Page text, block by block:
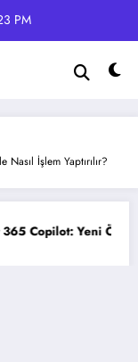
PM
Nasıl İşlem Yaptırılır?
GPO